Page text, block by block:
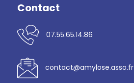
Contact
07.55.65.14.86
contact@amylose.asso.fr